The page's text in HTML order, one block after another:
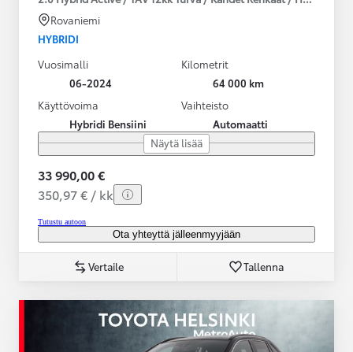
Rovaniemi
HYBRIDI
Vuosimalli
06-2024
Kilometrit
64 000 km
Käyttövoima
Hybridi Bensiini
Vaihteisto
Automaatti
Näytä lisää
33 990,00 €
350,97 € / kk
Tutustu autoon
Ota yhteyttä jälleenmyyjään
Vertaile Tallenna